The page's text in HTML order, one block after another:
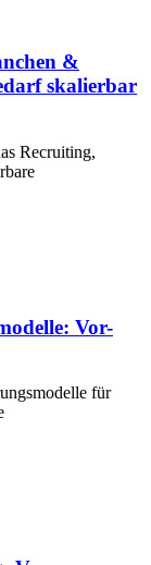
&
skalierbar
Recruiting,
Vor-
für